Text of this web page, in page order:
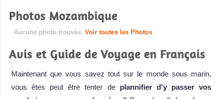
Photos Mozambique
Aucune photo trouvée. Voir toutes les Photos
Avis et Guide de Voyage en Français
Maintenant que vous savez tout sur le monde sous marin,
vous êtes peut être tenter de plannifier d'y passer vos